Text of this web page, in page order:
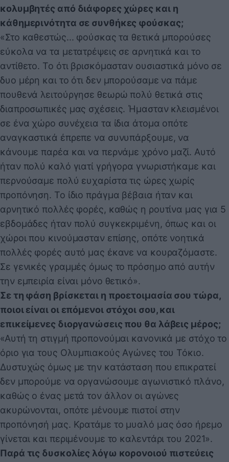
κολυμβητές από διάφορες χώρες και η
κάθημερινότητα σε συνθήκες φούσκας;
«Στο καθεστώς... φούσκας τα θετικά μπορούσες
εύκολα να τα μετατρέψεις σε αρνητικά και το
αντίθετο. Το ότι βρισκόμασταν ουσιαστικά μόνο σε
δυο μέρη και το ότι δεν μπορούσαμε να πάμε
πουθενά λειτούργησε θεωρώ πολύ θετικά στις
διαπροσωπικές μας σχέσεις. Ήμασταν κλεισμένοι
σε ένα χώρο συνέχεια τα ίδια άτομα οπότε
αναγκαστικά έπρεπε να συνυπάρξουμε, να
κάνουμε παρέα και να περνάμε χρόνο μαζί. Αυτό
ήταν πολύ καλό γιατί γρήγορα γνωριστήκαμε και
περνούσαμε πολύ ευχαρίστα τις ώρες χωρίς
προπόνηση. Το ίδιο πράγμα βέβαια ήταν και
αρνητικό πολλές φορές, καθώς η ρουτίνα μας για 5
εβδομάδες ήταν πολύ συγκεκριμένη, όπως και οι
χώροι που κινούμασταν επίσης, οπότε νοητικά
πολλές φορές αυτό μας έκανε να κουραζόμαστε.
Σε γενικές γραμμές όμως το πρόσημο από αυτήν
την εμπειρία είναι μόνο θετικό».
Σε τη φάση βρίσκεται η προετοιμασία σου τώρα,
ποιοι είναι οι επόμενοι στόχοι σου, και
επικείμενες διοργανώσεις που θα λάβεις μέρος;
«Αυτή τη στιγμή προπονούμαι κανονικά με στόχο το
όριο για τους Ολυμπιακούς Αγώνες του Τόκιο.
Δυστυχώς όμως με την κατάσταση που επικρατεί
δεν μπορούμε να οργανώσουμε αγωνιστικό πλάνο,
καθώς ο ένας μετά τον άλλον οι αγώνες
ακυρώνονται, οπότε μένουμε πιστοί στην
προπόνησή μας. Κρατάμε το μυαλό μας όσο ήρεμο
γίνεται και περιμένουμε το καλεντάρι του 2021».
Παρά τις δυσκολίες λόγω κορονοιού πιστεύεις